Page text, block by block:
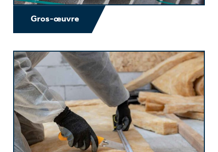
Gros-œuvre